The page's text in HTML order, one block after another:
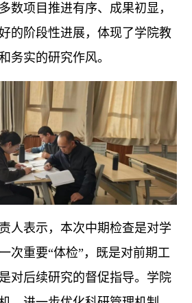
数项目推进有序、成果初显，
的阶段性进展，体现了学院教
务实的研究作风。
人表示，本次中期检查是对学
次重要“体检”，既是对前期工
对后续研究的督促指导。学院